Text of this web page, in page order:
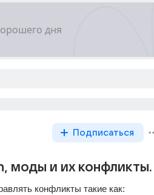
Подписаться
моды и их конфликты.
конфликты такие как: